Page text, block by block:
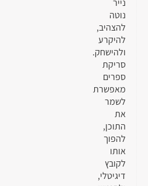
נייר
נוטה
להצהיב,
להיקרע
ולהישחק.
סריקת
ספרים
מאפשרת
לשמר
את
התוכן,
להפוך
אותו
לקובץ
דיגיטלי,